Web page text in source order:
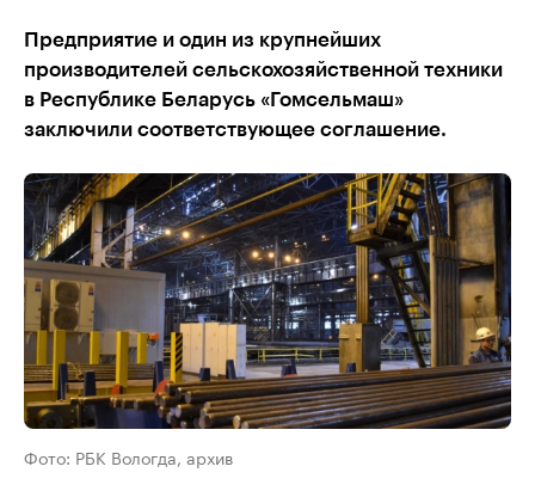
Предприятие и один из крупнейших
производителей сельскохозяйственной техники
в Республике Беларусь «Гомсельмаш»
заключили соответствующее соглашение.
Фото: РБК Вологда, архив